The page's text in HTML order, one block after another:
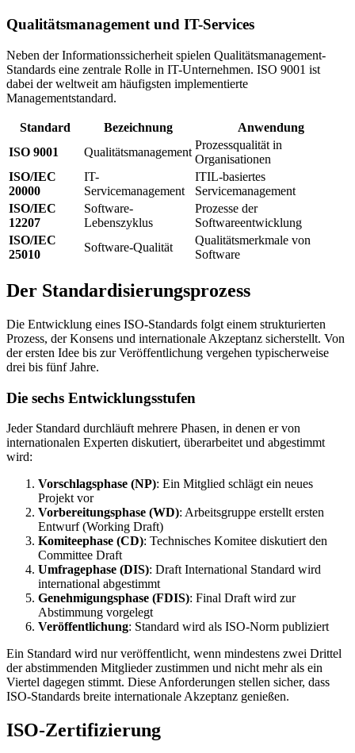
Qualitätsmanagement und IT-Services
Neben der Informationssicherheit spielen Qualitätsmanagement-
Standards eine zentrale Rolle in IT-Unternehmen. ISO 9001 ist
dabei der weltweit am häufigsten implementierte
Managementstandard.
Standard Bezeichnung
Anwendung
ISO 9001
Qualitätsmanagement
Prozessqualität in
Organisationen
ISO/IEC
20000
IT-
Servicemanagement
ITIL-basiertes
Servicemanagement
ISO/IEC
12207
Software-
Lebenszyklus
Prozesse der
Softwareentwicklung
ISO/IEC
25010
Software-Qualität
Qualitätsmerkmale von
Software
Der Standardisierungsprozess
Die Entwicklung eines ISO-Standards folgt einem strukturierten
Prozess, der Konsens und internationale Akzeptanz sicherstellt. Von
der ersten Idee bis zur Veröffentlichung vergehen typischerweise
drei bis fünf Jahre.
Die sechs Entwicklungsstufen
Jeder Standard durchläuft mehrere Phasen, in denen er von
internationalen Experten diskutiert, überarbeitet und abgestimmt
wird:
Vorschlagsphase (NP): Ein Mitglied schlägt ein neues
Projekt vor
Vorbereitungsphase (WD): Arbeitsgruppe erstellt ersten
Entwurf (Working Draft)
Komiteephase (CD): Technisches Komitee diskutiert den
Committee Draft
Umfragephase (DIS): Draft International Standard wird
international abgestimmt
Genehmigungsphase (FDIS): Final Draft wird zur
Abstimmung vorgelegt
Veröffentlichung: Standard wird als ISO-Norm publiziert
Ein Standard wird nur veröffentlicht, wenn mindestens zwei Drittel
der abstimmenden Mitglieder zustimmen und nicht mehr als ein
Viertel dagegen stimmt. Diese Anforderungen stellen sicher, dass
ISO-Standards breite internationale Akzeptanz genießen.
ISO-Zertifizierung